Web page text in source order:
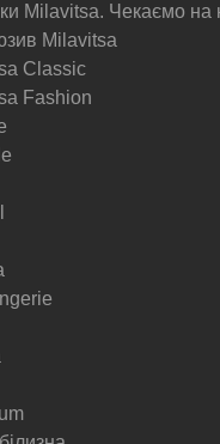
Milavitsa. Чекаємо на
Milavitsa
Classic
Fashion